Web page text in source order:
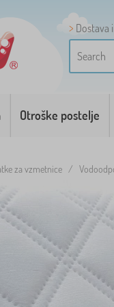
Dostava
Otroške postelje
za vzmetnice /